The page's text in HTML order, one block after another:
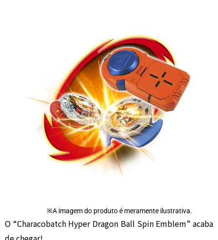
※A imagem do produto é meramente ilustrativa.
O “Characobatch Hyper Dragon Ball Spin Emblem” acaba